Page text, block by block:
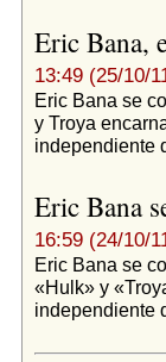
Eric Bana,
13:49 (25/10/
Eric Bana se
y Troya
independiente
Eric Bana
16:59 (24/10/
Eric Bana se
«Hulk» y
independiente